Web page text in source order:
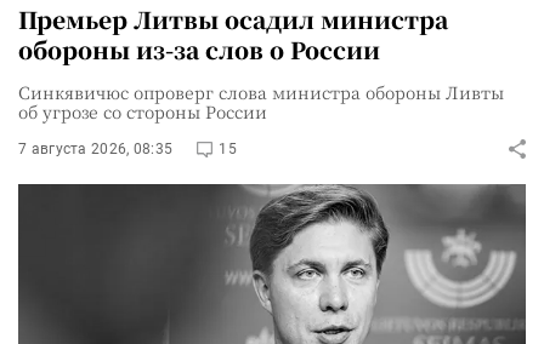
Премьер Литвы осадил министра
обороны из-за слов о России
Синкявичюс опроверг слова министра обороны Ливты
об угрозе со стороны России
7 августа 2026, 08:35 15